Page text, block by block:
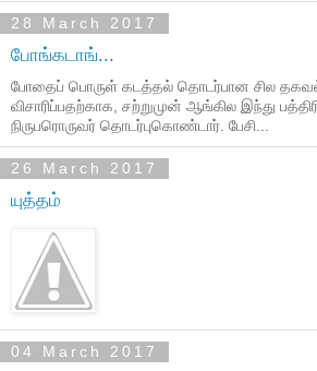
28 March 2017
போங்கடாங்...
போதைப் பொருள் கடத்தல் தொடர்பான சில
விசாரிப்பதற்காக, சற்றுமுன் ஆங்கில இந்து
நிருபரொருவர் தொடர்புகொண்டார். பேசி...
26 March 2017
யுத்தம்
04 March 2017